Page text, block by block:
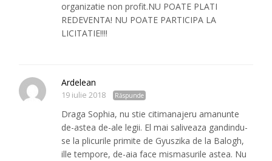
organizatie non profit.NU POATE PLATI
REDEVENTA! NU POATE PARTICIPA LA
LICITATIE!!!!
Ardelean
19 iulie 2018 Răspunde
Draga Sophia, nu stie citimanajeru amanunte
de-astea de-ale legii. El mai saliveaza gandindu-
se la plicurile primite de Gyuszika de la Balogh,
ille tempore, de-aia face mismasurile astea. Nu